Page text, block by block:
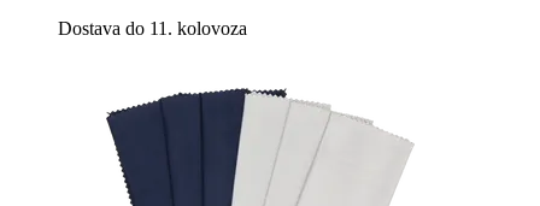
Dostava do 11. kolovoza